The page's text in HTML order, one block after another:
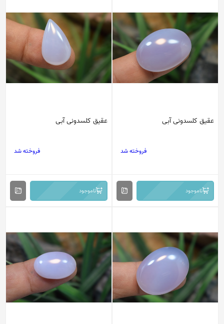
عقیق کلسدونی آبی
فروخته شد
ناموجود
عقیق کلسدونی آبی
فروخته شد
ناموجود